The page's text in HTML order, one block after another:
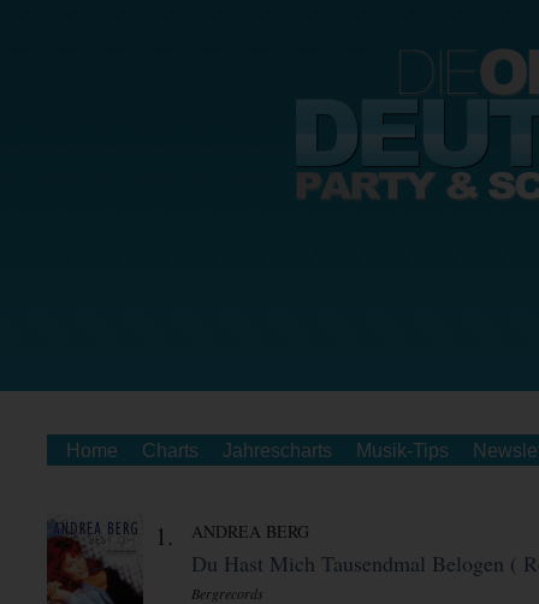
Home Charts Jahrescharts Musik-Tips
1. ANDREA BERG
Du Hast Mich Tausendmal Belogen (
Bergrecords